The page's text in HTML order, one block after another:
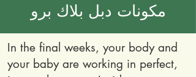
مكونات دبل بلاك برو
In the final weeks, your body and
your baby are working in perfect,